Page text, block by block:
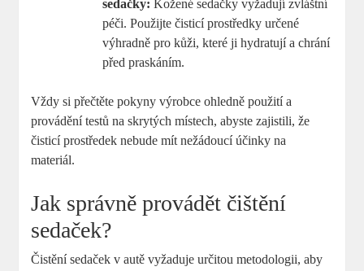
sedačky: Kožené sedačky vyžadují zvláštní
péči. Použijte čisticí prostředky určené
výhradně pro kůži, které ji hydratují a chrání
před praskáním.
Vždy si přečtěte pokyny výrobce ohledně použití a
provádění testů na skrytých místech, abyste zajistili, že
čisticí prostředek nebude mít nežádoucí účinky na
materiál.
Jak správně provádět čištění
sedaček?
Čistění sedaček v autě vyžaduje určitou metodologii, aby